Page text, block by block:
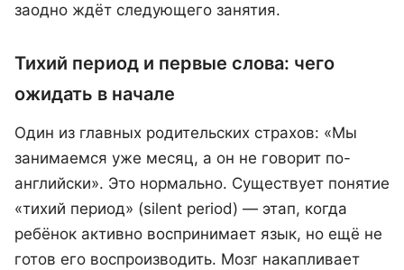
заодно ждёт следующего занятия.
Тихий период и первые слова: чего
ожидать в начале
Один из главных родительских страхов: «Мы
занимаемся уже месяц, а он не говорит по-
английски». Это нормально. Существует понятие
«тихий период» (silent period) — этап, когда
ребёнок активно воспринимает язык, но ещё не
готов его воспроизводить. Мозг накапливает